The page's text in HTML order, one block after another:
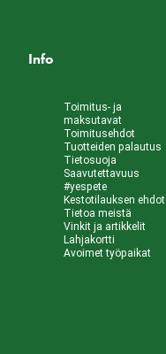
Info
Toimitus- ja
maksutavat
Toimitusehdot
Tuotteiden palautus
Tietosuoja
Saavutettavuus
#yespete
Kestotilauksen ehdot
Tietoa meistä
Vinkit ja artikkelit
Lahjakortti
Avoimet työpaikat